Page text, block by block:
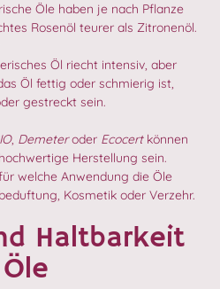
Öle haben je nach Pflanze
Rosenöl teurer als Zitronenöl.
Öl riecht intensiv, aber
Öl fettig oder schmierig ist,
gestreckt sein.
, Demeteroder Ecocertkönnen
Herstellung sein.
welche Anwendung die Öle
Kosmetik oder Verzehr.
Haltbarkeit